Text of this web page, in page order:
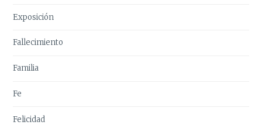
Exposición
Fallecimiento
Familia
Fe
Felicidad